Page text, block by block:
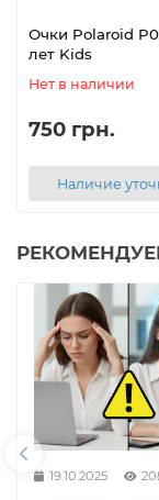
Очки Polaroid
лет Kids
Нет в наличии
750 грн.
Наличие
19.10.2025